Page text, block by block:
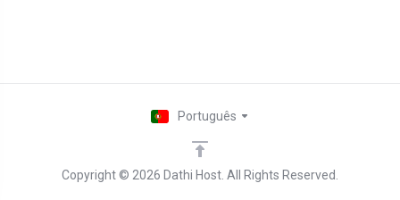
Copyright © 2026 Dathi Host. All Rights Reserved.
Português